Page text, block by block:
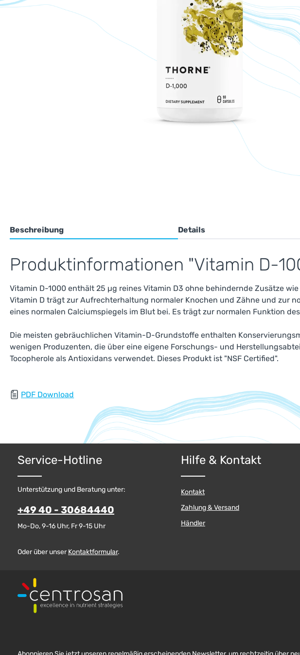
Beschreibung Details
Produktinformationen "Vitamin D-
Vitamin D-1000 enthält 25 µg reines Vitamin D3 ohne behindernde Zusätze
Vitamin D trägt zur Aufrechterhaltung normaler Knochen und Zähne und zur
eines normalen Calciumspiegels im Blut bei. Es trägt zur normalen Funktion
Die meisten gebräuchlichen Vitamin-D-Grundstoffe enthalten
wenigen Produzenten, die über eine eigene Forschungs- und
Tocopherole als Antioxidans verwendet. Dieses Produkt ist "NSF Certified".
PDF Download
Service-Hotline
Unterstützung und Beratung unter:
+49 40 - 30684440
Mo-Do, 9-16 Uhr, Fr 9-15 Uhr
Oder über unserKontaktformular.
Hilfe & Kontakt
Kontakt
Zahlung & Versand
Händler